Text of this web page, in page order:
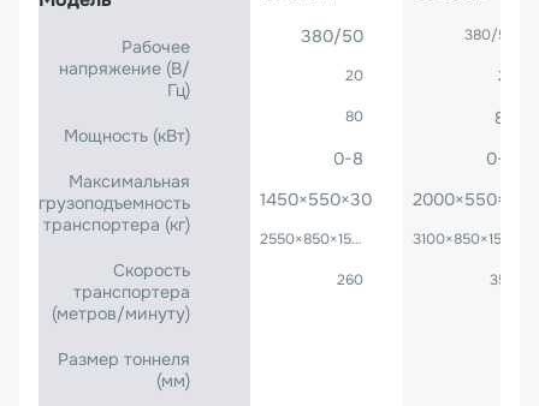
Рабочее
напряжение (B/
Гц)
Мощность (кВт)
Максимальная
грузоподъемность
транспортера (кг)
Скорость
транспортера
(метров/минуту)
Размер тоннеля
(мм)
380/50
20
80
0-8
1450×550×300
2550×850×1500
260
380/50
24
80
0-8
2000×550×300
350